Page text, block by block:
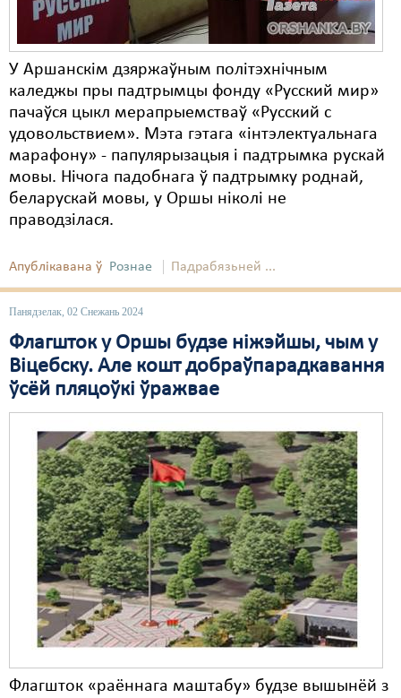
У Аршанскім дзяржаўным політэхнічным
каледжы пры падтрымцы фонду «Русский мир»
пачаўся цыкл мерапрыемстваў «Русский с
удовольствием». Мэта гэтага «інтэлектуальнага
марафону» - папулярызацыя і падтрымка рускай
мовы. Нічога падобнага ў падтрымку роднай,
беларускай мовы, у Оршы ніколі не
праводзілася.
Апублікавана ў Рознае Падрабязьней ...
Панядзелак, 02 Снежань 2024
Флагшток у Оршы будзе ніжэйшы, чым у
Віцебску. Але кошт добраўпарадкавання
ўсёй пляцоўкі ўражвае
Флагшток «раённага маштабу» будзе вышынёй з
Культурныя правы
ЛПП
Мігранты
Мірныя сходы
Палітвязьні
Праваабаронцы
Правы дзіцяці
Пэнітэнцыярная сыстэма
Рознае
Свабода слова
Сьмяротнае пакараньне
Экалёгія
Правы працоўных
Сацыяльныя правы